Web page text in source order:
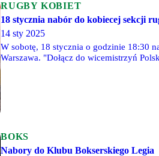
RUGBY KOBIET
18 stycznia nabór do kobiecej sekcji
14 sty 2025
W sobotę, 18 stycznia o godzinie 18:30
Warszawa. "Dołącz do wicemistrzyń
BOKS
Nabory do Klubu Bokserskiego Legia